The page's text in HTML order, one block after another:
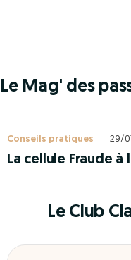
Le Mag' des
Conseils pratiques 29/
La cellule Fraude à
Le Club